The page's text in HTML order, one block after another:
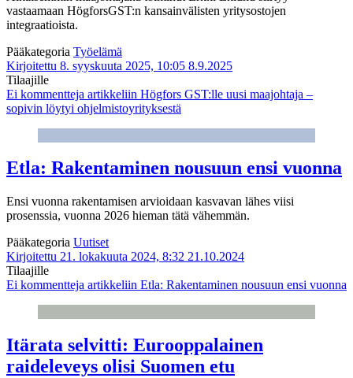
vastaamaan HögforsGST:n kansainvälisten yritysostojen
integraatioista.
Pääkategoria Työelämä
Kirjoitettu 8. syyskuuta 2025, 10:05 8.9.2025
Tilaajille
Ei kommentteja artikkeliin Högfors GST:lle uusi maajohtaja –
sopivin löytyi ohjelmistoyrityksestä
Etla: Rakentaminen nousuun ensi vuonna
Ensi vuonna rakentamisen arvioidaan kasvavan lähes viisi
prosenssia, vuonna 2026 hieman tätä vähemmän.
Pääkategoria Uutiset
Kirjoitettu 21. lokakuuta 2024, 8:32 21.10.2024
Tilaajille
Ei kommentteja artikkeliin Etla: Rakentaminen nousuun ensi vuonna
Itärata selvitti: Eurooppalainen
raideleveys olisi Suomen etu